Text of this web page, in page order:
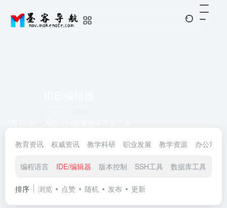
教育资讯 权威资讯 教学科研 职业发展 教学资源 办公常用
编程语言 IDE/编辑器 版本控制 SSH工具 数据库工具
排序 浏览 点赞 随机 发布 更新